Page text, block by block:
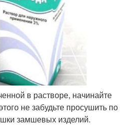
в растворе, начинайте
не забудьте просушить по
замшевых изделий.